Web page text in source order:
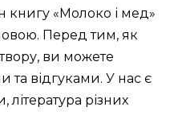
книгу «Молоко і мед»
Перед тим, як
ви можете
та відгуками. У нас є
література різних